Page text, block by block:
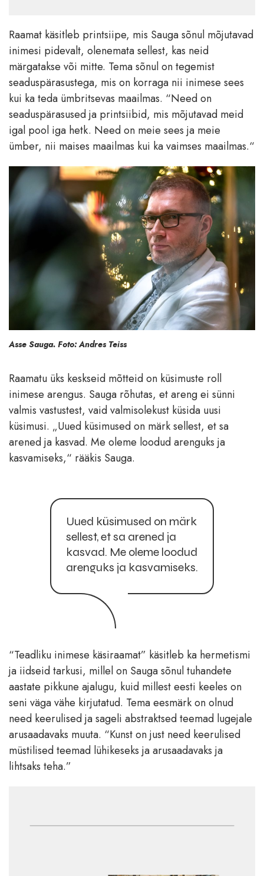
Raamat käsitleb printsiipe, mis Sauga sõnul mõjutavad
inimesi pidevalt, olenemata sellest, kas neid
märgatakse või mitte. Tema sõnul on tegemist
seaduspärasustega, mis on korraga nii inimese sees
kui ka teda ümbritsevas maailmas. “Need on
seaduspärasused ja printsiibid, mis mõjutavad meid
igal pool iga hetk. Need on meie sees ja meie
ümber, nii maises maailmas kui ka vaimses maailmas.“
Asse Sauga. Foto: Andres Teiss
Raamatu üks keskseid mõtteid on küsimuste roll
inimese arengus. Sauga rõhutas, et areng ei sünni
valmis vastustest, vaid valmisolekust küsida uusi
küsimusi. „Uued küsimused on märk sellest, et sa
arened ja kasvad. Me oleme loodud arenguks ja
kasvamiseks,“ rääkis Sauga.
Uued küsimused on märk
sellest, et sa arened ja
kasvad. Me oleme loodud
arenguks ja kasvamiseks.
“Teadliku inimese käsiraamat” käsitleb ka hermetismi
ja iidseid tarkusi, millel on Sauga sõnul tuhandete
aastate pikkune ajalugu, kuid millest eesti keeles on
seni väga vähe kirjutatud. Tema eesmärk on olnud
need keerulised ja sageli abstraktsed teemad lugejale
arusaadavaks muuta. “Kunst on just need keerulised
müstilised teemad lühikeseks ja arusaadavaks ja
lihtsaks teha.”